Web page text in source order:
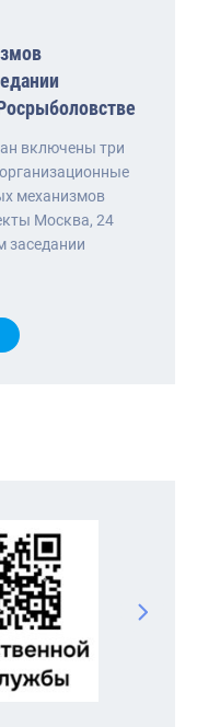
включены три
механизмов
Москва, 24
заседании